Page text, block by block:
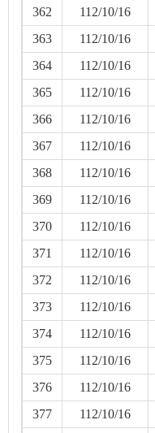
362
112/10/16
363
112/10/16
364
112/10/16
365
112/10/16
366
112/10/16
367
112/10/16
368
112/10/16
369
112/10/16
370
112/10/16
371
112/10/16
372
112/10/16
373
112/10/16
374
112/10/16
375
112/10/16
376
112/10/16
377
112/10/16